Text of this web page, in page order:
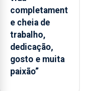
um
“decréscimo
significativo”
da
CPUE
entre
2022
completament
e cheia de
trabalho,
dedicação,
gosto e muita
paixão”